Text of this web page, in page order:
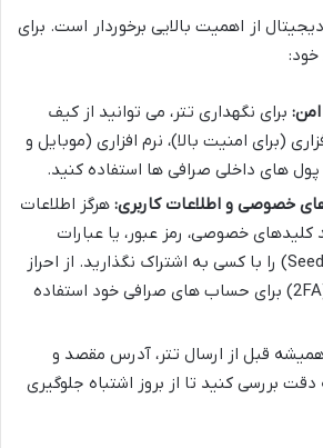
از اهمیت بالایی برخوردار است. برای
خود:
برای نگهداری تتر، می توانید از کیف
(برای امنیت بالا)، نرم افزاری (موبایل و
های داخلی صرافی ها استفاده کنید.
خصوصی و اطلاعات کاربری: هرگز اطلاعات
خصوصی، رمز عبور، یا عبارات
بازیابی (Seed Phrase) را با کسی به اشتراک نگذارید. از احراز
هویت دو عاملی (2FA) برای حساب های صرافی خود استفاده
قبل از ارسال تتر، آدرس مقصد و
دقت بررسی کنید تا از بروز اشتباه جلوگیری